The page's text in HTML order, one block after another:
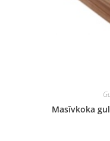
Masīvkoka